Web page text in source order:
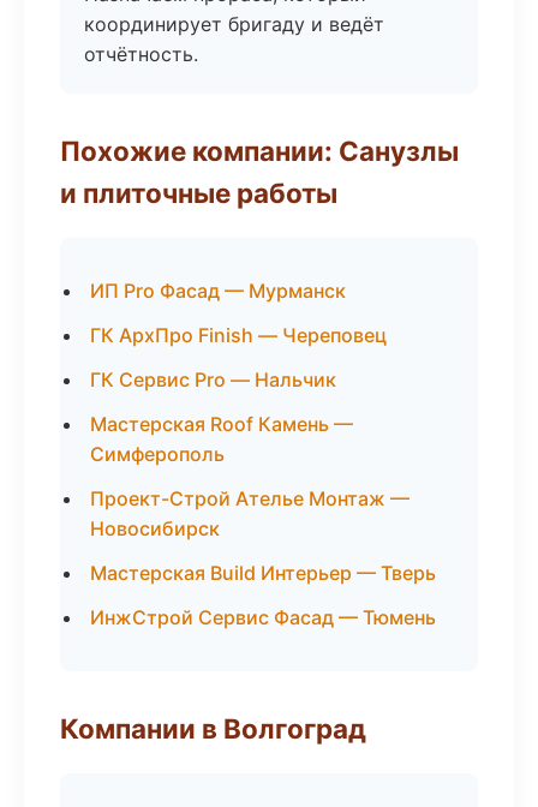
координирует бригаду и ведёт
отчётность.
Похожие компании: Санузлы
и плиточные работы
ИП Pro Фасад — Мурманск
ГК АрхПро Finish — Череповец
ГК Сервис Pro — Нальчик
Мастерская Roof Камень —
Симферополь
Проект-Строй Ателье Монтаж —
Новосибирск
Мастерская Build Интерьер — Тверь
ИнжСтрой Сервис Фасад — Тюмень
Компании в Волгоград